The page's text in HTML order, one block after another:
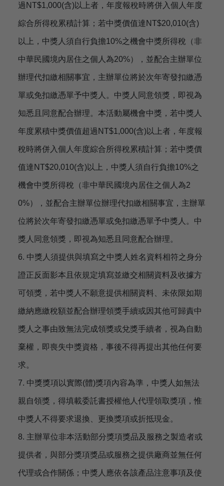
過NT$1,000(含)以上者，年度報稅時將併入個人年度
綜合所得稅累積計算；若中獎價值達NT$20,010(含)
以上，中獎人須自行負擔10%之機會中獎所得稅（非
中華民國境內居住之個人為20%），並配合主辦單位
辦理代扣繳相關事宜，主辦單位將於次年寄發扣繳憑
單或免扣繳憑單予中獎人。中獎人同意領獎，即視為
知悉且同意配合辦理。本活動屬機會中獎，若中獎人
年度累積中獎價值超過NT$1,000(含)以上者，年度報
稅時將併入個人年度綜合所得稅累積計算；若中獎價
值達NT$20,010(含)以上，中獎人須自行負擔10%之
機會中獎所得稅（非中華民國境內居住之個人為2
0%），並配合主辦單位辦理代扣繳相關事宜，主辦單
位將於次年寄發扣繳憑單或免扣繳憑單予中獎人。中
獎人同意領獎，即視為知悉且同意配合辦理。
6. 中獎人須提供與填寫之中獎人姓名資料相符之身分
證正反面影本且依規定填寫並繳交相關資料及收據方
可領獎，若中獎人不願意提供相關資料、未依限如期
繳納應繳稅額並配合辦理領獎手續或因其他可歸責中
獎人之事由致無法完成領獎或兌獎手續者，視為自動
棄權，即喪失中獎資格，事後不得再提出其他任何要
求。
7. 中獎獎項以實際(體)獎項內容為準，中獎人如無法
親自領獎，得填載委託書授權他人代理領取獎項，惟
中獎人不得要求退換、更換獎項或折抵現金。
8. 主辦單位非本活動部分獎項獎品及服務之製造者或
提供者，與部分獎項獎品或服務之提供廠商並無任何
代理或合作關係；中獎人應依各該產品注意事項及使